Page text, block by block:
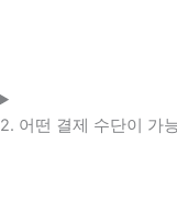
2. 어떤 결제 수단이 가